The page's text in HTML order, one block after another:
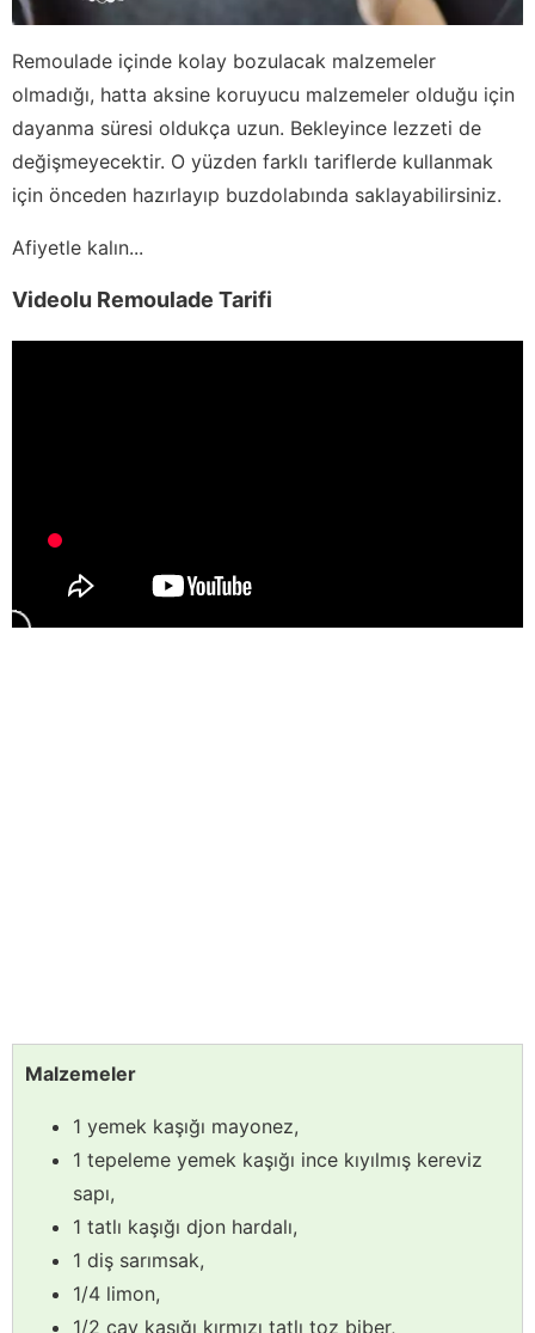
Remoulade içinde kolay bozulacak malzemeler
olmadığı, hatta aksine koruyucu malzemeler olduğu için
dayanma süresi oldukça uzun. Bekleyince lezzeti de
değişmeyecektir. O yüzden farklı tariflerde kullanmak
için önceden hazırlayıp buzdolabında saklayabilirsiniz.
Afiyetle kalın...
Videolu Remoulade Tarifi
Malzemeler
1 yemek kaşığı mayonez,
1 tepeleme yemek kaşığı ince kıyılmış kereviz
sapı,
1 tatlı kaşığı djon hardalı,
1 diş sarımsak,
1/4 limon,
1/2 çay kaşığı kırmızı tatlı toz biber,